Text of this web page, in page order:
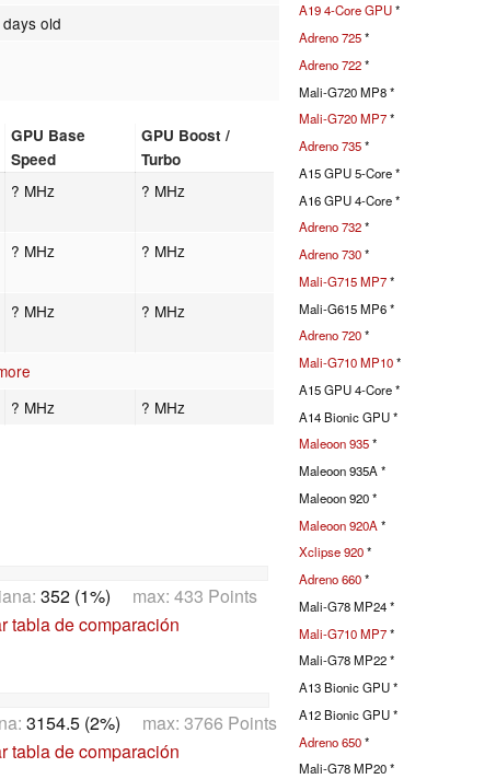
old
GPU Base
Speed
GPU Boost /
Turbo
? MHz ? MHz
? MHz ? MHz
? MHz ? MHz
? MHz ? MHz
352 (1%) max: 433 Points
tabla de comparación
3154.5 (2%) max: 3766 Points
tabla de comparación
A19 4-Core GPU*
Adreno 725*
Adreno 722*
Mali-G720 MP8 *
Mali-G720 MP7*
Adreno 735*
A15 GPU 5-Core *
A16 GPU 4-Core *
Adreno 732*
Adreno 730*
Mali-G715 MP7*
Mali-G615 MP6 *
Adreno 720*
Mali-G710 MP10*
A15 GPU 4-Core *
A14 Bionic GPU *
Maleoon 935*
Maleoon 935A *
Maleoon 920 *
Maleoon 920A *
Xclipse 920*
Adreno 660*
Mali-G78 MP24 *
Mali-G710 MP7*
Mali-G78 MP22 *
A13 Bionic GPU *
A12 Bionic GPU *
Adreno 650*
Mali-G78 MP20 *